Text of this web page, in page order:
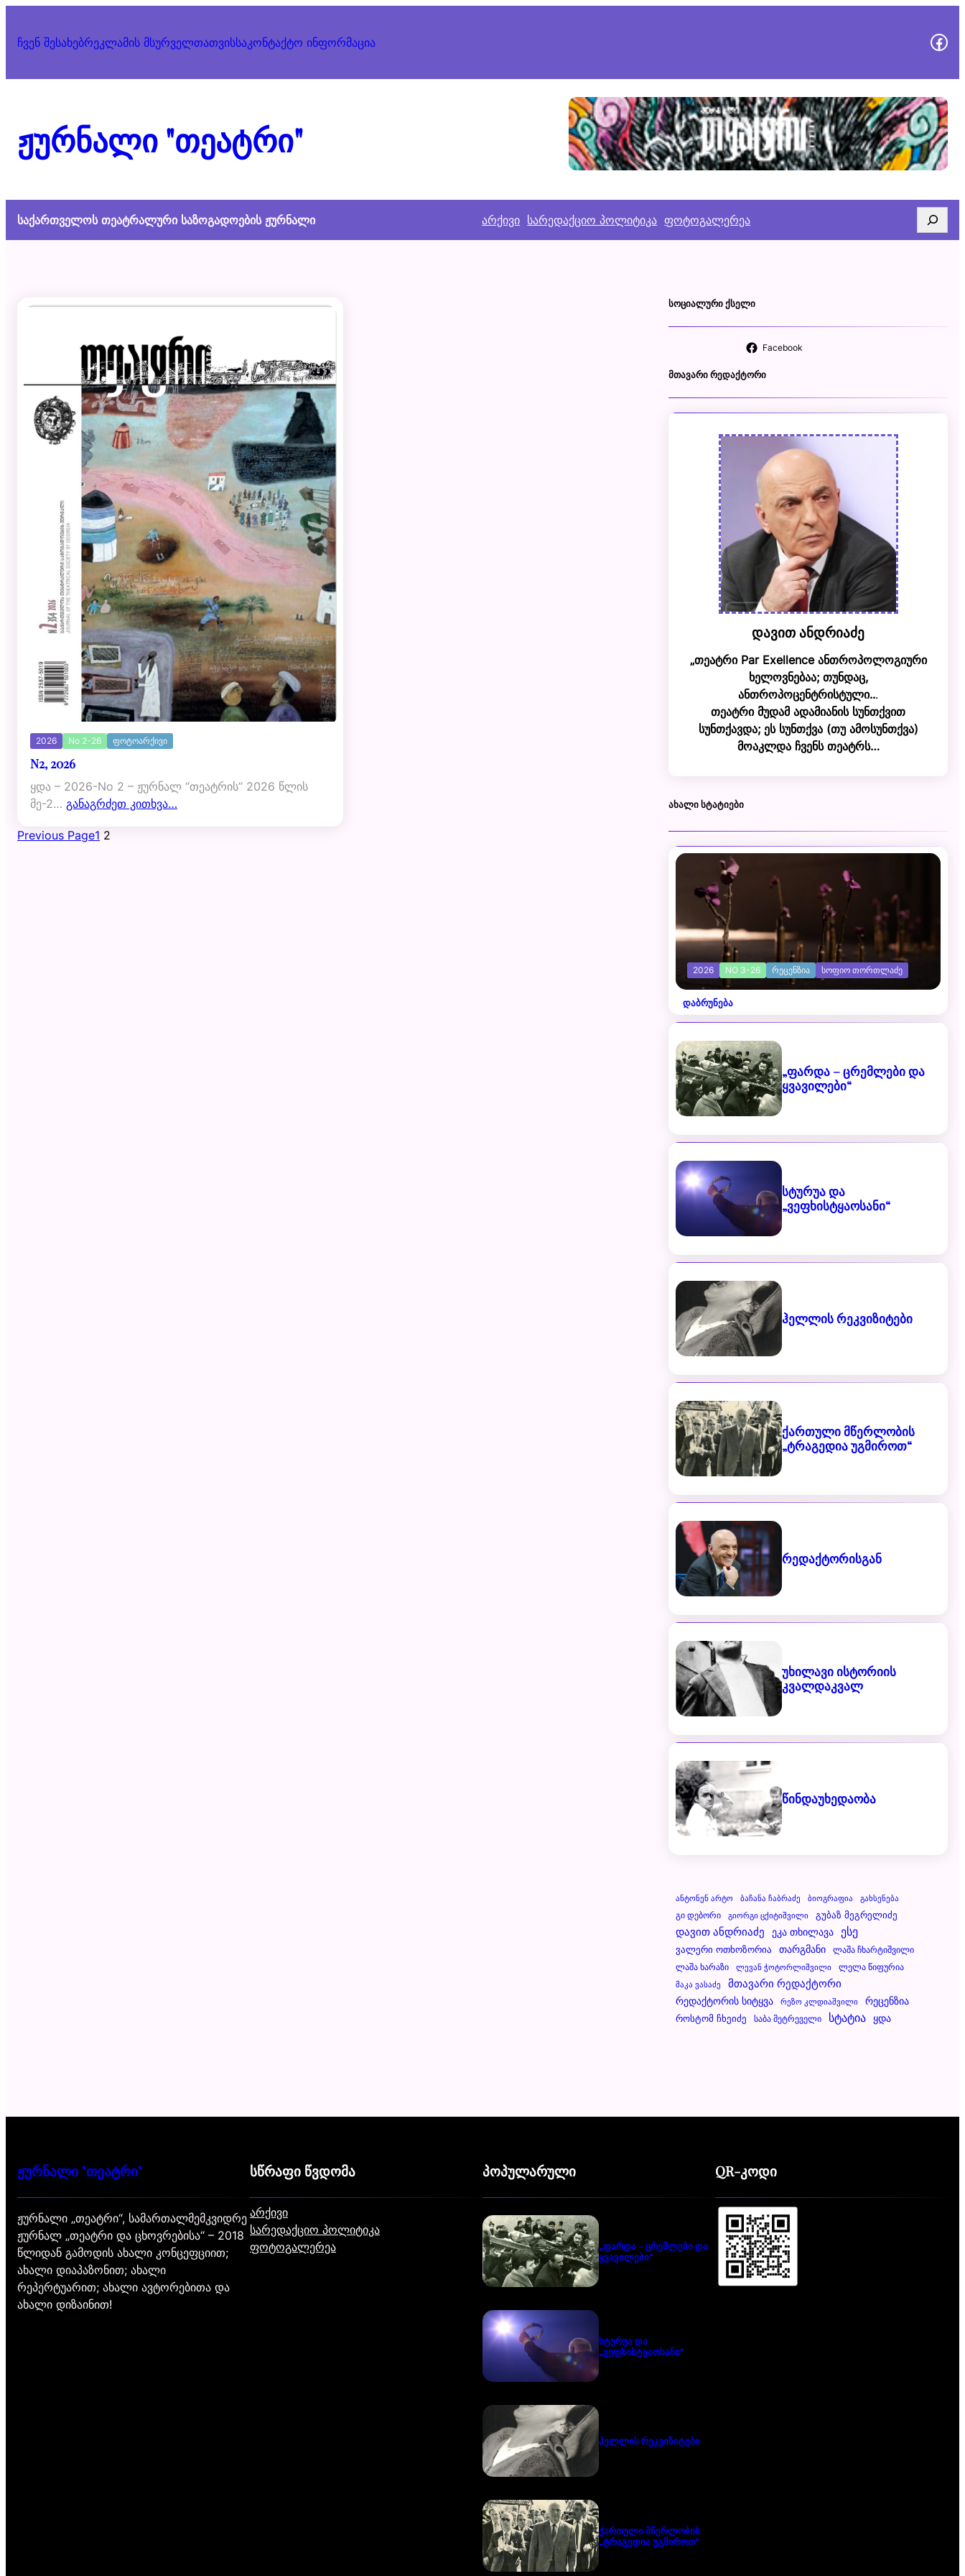
content
ჩვენ შესახებრეკლამის მსურველთათვისსაკონტაქტო ინფორმაცია
ჟურნალი "თეატრი"
საქართველოს თეატრალური საზოგადოების ჟურნალი არქივი სარედაქციო პოლიტიკა ფოტოგალერეა Search
2026 No 2-26 ფოტოარქივი
N2, 2026
ყდა – 2026-No 2 – ჟურნალ “თეატრის” 2026 წლის
მე-2… განაგრძეთ კითხვა…
Previous Page1 2
ᲡᲝᲪᲘᲐᲚᲣᲠᲘ ᲥᲡᲔᲚᲘ
Facebook
ᲛᲗᲐᲕᲐᲠᲘ ᲠᲔᲓᲐᲥᲢᲝᲠᲘ
დავით ანდრიაძე
„თეატრი Par Exellence ანთროპოლოგიური
ხელოვნებაა; თუნდაც,
ანთროპოცენტრისტული...
თეატრი მუდამ ადამიანის სუნთქვით
სუნთქავდა; ეს სუნთქვა (თუ ამოსუნთქვა)
მოაკლდა ჩვენს თეატრს…
ᲐᲮᲐᲚᲘ ᲡᲢᲐᲢᲘᲔᲑᲘ
2026 NO 3-26 ᲠᲔᲪᲔᲜᲖᲘᲐ ᲡᲝᲤᲘᲝ ᲗᲝᲠᲗᲚᲐᲫᲔ
დაბრუნება
„ფარდა – ცრემლები და
ყვავილები“
სტურუა და
„ვეფხისტყაოსანი“
ჰელლის რეკვიზიტები
ქართული მწერლობის
„ტრაგედია უგმიროთ“
რედაქტორისგან
უხილავი ისტორიის
კვალდაკვალ
წინდაუხედაობა
Ანტონენ Არტო Ბაჩანა Ჩაბრაძე Ბიოგრაფია
Გახსენება
Გი Დებორი
Გიორგი Ცქიტიშვილი Გუბაზ Მეგრელიძე
Დავით Ანდრიაძე Ეკა Თხილავა Ესე
Ვალერი Ოთხოზორია Თარგმანი Ლაშა Ჩხარტიშვილი
Ლაშა Ხარაზი Ლევან Ჭოტორლიშვილი
Ლელა Წიფურია
Მაკა Ვასაძე
Მთავარი Რედაქტორი
Რედაქტორის Სიტყვა Რეზო Კლდიაშვილი Რეცენზია
Როსტომ Ჩხეიძე Საბა Მეტრეველი Სტატია Ყდა
ჟურნალი "თეატრი"
ჟურნალი „თეატრი“, სამართალმემკვიდრე
ჟურნალ „თეატრი და ცხოვრებისა“ – 2018
წლიდან გამოდის ახალი კონცეფციით;
ახალი დიაპაზონით; ახალი
რეპერტუარით; ახალი ავტორებითა და
ახალი დიზაინით!
სწრაფი წვდომა
არქივი
სარედაქციო პოლიტიკა
ფოტოგალერეა
პოპულარული
„ფარდა – ცრემლები და
ყვავილები“
სტურუა და
„ვეფხისტყაოსანი“
ჰელლის რეკვიზიტები
ქართული მწერლობის
„ტრაგედია უგმიროთ“
QR-კოდი